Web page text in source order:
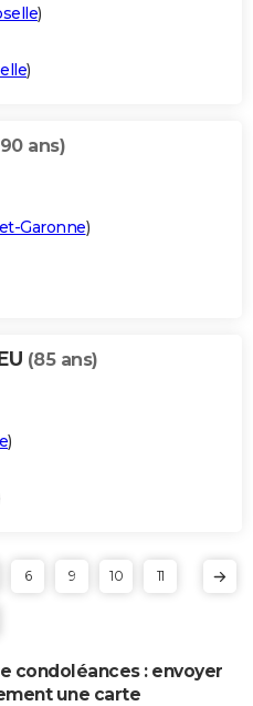
)
)
ans)
Garonne)
(85 ans)
)
6 9 10 11
condoléances : envoyer
une carte